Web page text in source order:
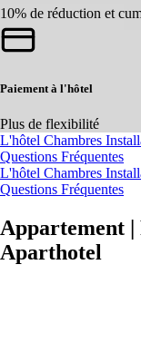
10% de réduction et
Paiement à l'hôtel
Plus de flexibilité
L'hôtel Chambres
Questions Fréquentes
L'hôtel Chambres
Questions Fréquentes
Appartement
Aparthotel